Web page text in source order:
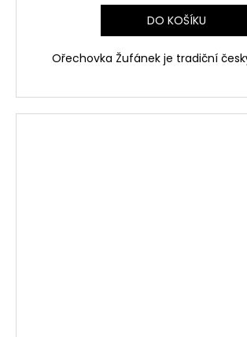
DO KOŠÍKU
Ořechovka Žufánek je tradiční